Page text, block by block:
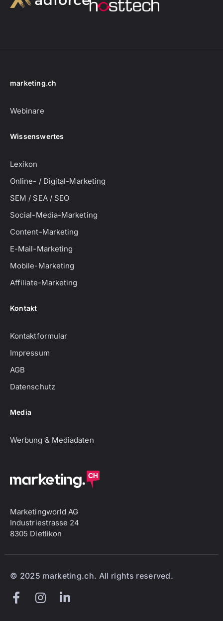
marketing.ch
Webinare
Wissenswertes
Lexikon
Online- / Digital-Marketing
SEM / SEA / SEO
Social-Media-Marketing
Content-Marketing
E-Mail-Marketing
Mobile-Marketing
Affiliate-Marketing
Kontakt
Kontaktformular
Impressum
AGB
Datenschutz
Media
Werbung & Mediadaten
Marketingworld AG
Industriestrasse 24
8305 Dietlikon
© 2025 marketing.ch. All rights reserved.